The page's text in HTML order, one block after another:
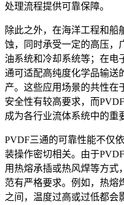
处理流程提供可靠保障。
除此之外，在海洋工程和船
蚀，同时承受一定的高压，
油系统和冷却系统等；在电
通可适配高纯度化学品输送
产。这些应用场景的共性在
安全性有较高要求，而
成为各行业流体系统中的重
PVDF三通的可靠性能不仅
装操作密切相关。由于
用热熔承插或热风焊等方式
范有严格要求。例如，热
之间，温度过高或过低都会